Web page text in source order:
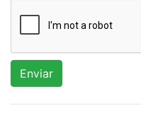
Enviar